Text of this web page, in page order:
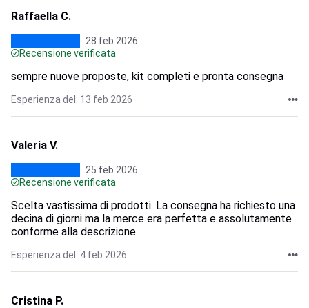
Raffaella C.
28 feb 2026
Recensione verificata
sempre nuove proposte, kit completi e pronta consegna
Esperienza del: 13 feb 2026
Valeria V.
25 feb 2026
Recensione verificata
Scelta vastissima di prodotti. La consegna ha richiesto una
decina di giorni ma la merce era perfetta e assolutamente
conforme alla descrizione
Esperienza del: 4 feb 2026
Cristina P.